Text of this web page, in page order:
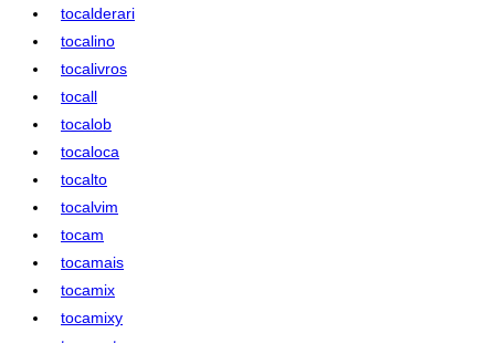
tocalderari
tocalino
tocalivros
tocall
tocalob
tocaloca
tocalto
tocalvim
tocam
tocamais
tocamix
tocamixy